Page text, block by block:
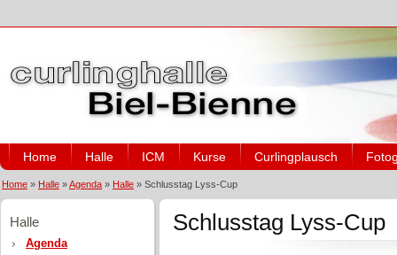
Home Halle ICM Kurse Curlingplausch
Home » Halle »Agenda » Halle » Schlusstag Lyss-Cup
Halle
Agenda
Schlusstag Lyss-Cup